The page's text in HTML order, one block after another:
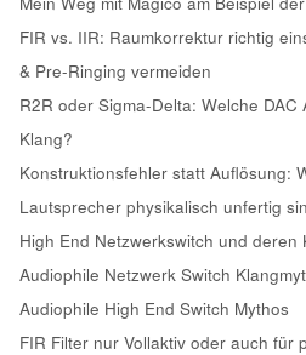
FIR vs. IIR: Raumkorrektur richtig
& Pre-Ringing vermeiden
R2R oder Sigma-Delta: Welche
Klang?
Konstruktionsfehler statt Auflösung:
Lautsprecher physikalisch unfertig
High End Netzwerkswitch und deren
Audiophile Netzwerk Switch
Audiophile High End Switch Mythos
FIR Filter nur Vollaktiv oder auch für